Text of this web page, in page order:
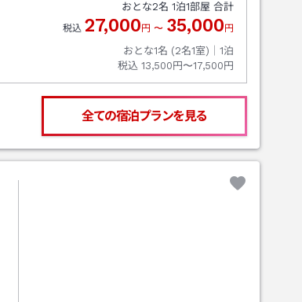
おとな2名 1泊1部屋 合計
税込 27,000 円 〜 35,000 円
おとな1名 (2名1室)｜ 1泊
税込 13,500円〜17,500円
全ての宿泊プランを見る